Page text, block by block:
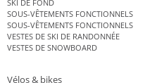
SKI DE FOND
SOUS-VÊTEMENTS FONCTIONNELS
SOUS-VÊTEMENTS FONCTIONNELS
VESTES DE SKI DE RANDONNÉE
VESTES DE SNOWBOARD
Vélos & bikes